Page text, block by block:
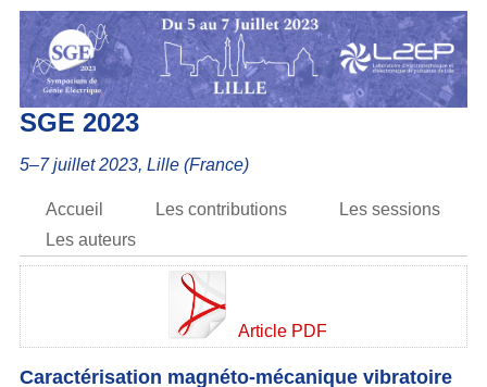
SGE 2023
5–7 juillet 2023, Lille (France)
Accueil Les contributions
Les sessions
Les auteurs
Article PDF
Caractérisation magnéto-mécanique vibratoire